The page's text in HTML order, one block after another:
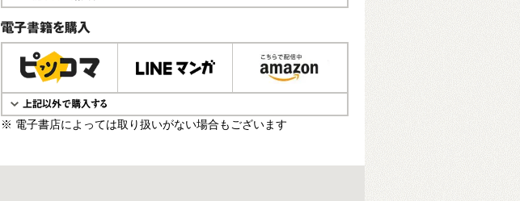
電子書籍で購入
※ 電子書店によっては取り扱いがない場合もございます